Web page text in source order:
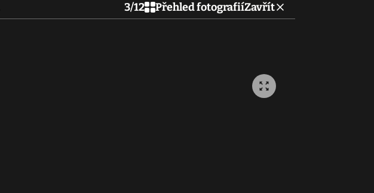
3/12 Přehled fotografiíZavřít